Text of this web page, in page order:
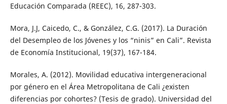
Educación Comparada (REEC), 16, 287-303.
Mora, J.J, Caicedo, C., & González, C.G. (2017). La Duración
del Desempleo de los Jóvenes y los “ninis” en Cali”. Revista
de Economía Institucional, 19(37), 167-184.
Morales, A. (2012). Movilidad educativa intergeneracional
por género en el Área Metropolitana de Cali ¿existen
diferencias por cohortes? (Tesis de grado). Universidad del